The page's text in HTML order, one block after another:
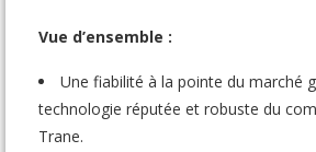
Vue d’ensemble :
Une fiabilité à la pointe du marché
technologie réputée et robuste du
Trane.